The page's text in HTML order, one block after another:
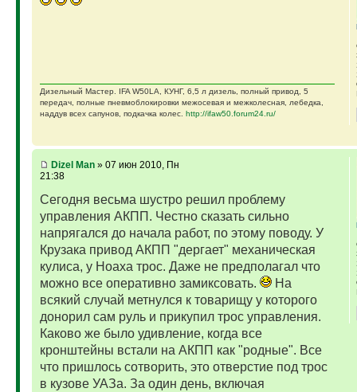
Дизельный Мастер. IFA W50LA, КУНГ, 6,5 л дизель, полный привод, 5
передач, полные пневмоблокировки межосевая и межколесная, лебедка,
наддув всех сапунов, подкачка колес. http://ifaw50.forum24.ru/
Dizel Man» 07 июн 2010, Пн
21:38
Сегодня весьма шустро решил проблему
управления АКПП. Честно сказать сильно
напрягался до начала работ, по этому поводу. У
Крузака привод АКПП "дергает" механическая
кулиса, у Ноаха трос. Даже не предполагал что
можно все оперативно замиксовать.
На
всякий случай метнулся к товарищу у которого
донорил сам руль и прикупил трос управления.
Каково же было удивление, когда все
кронштейны встали на АКПП как "родные". Все
что пришлось сотворить, это отверстие под трос
в кузове УАЗа. За один день, включая